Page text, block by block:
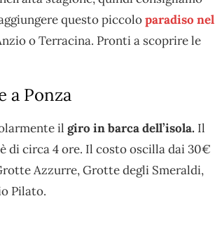
questo piccoloparadiso nel
o Terracina. Pronti a scoprire le
a Ponza
il giro in barca dell’isola. Il
di circa 4 ore. Il costo oscilla dai 30€
Azzurre, Grotte degli Smeraldi,
Pilato.